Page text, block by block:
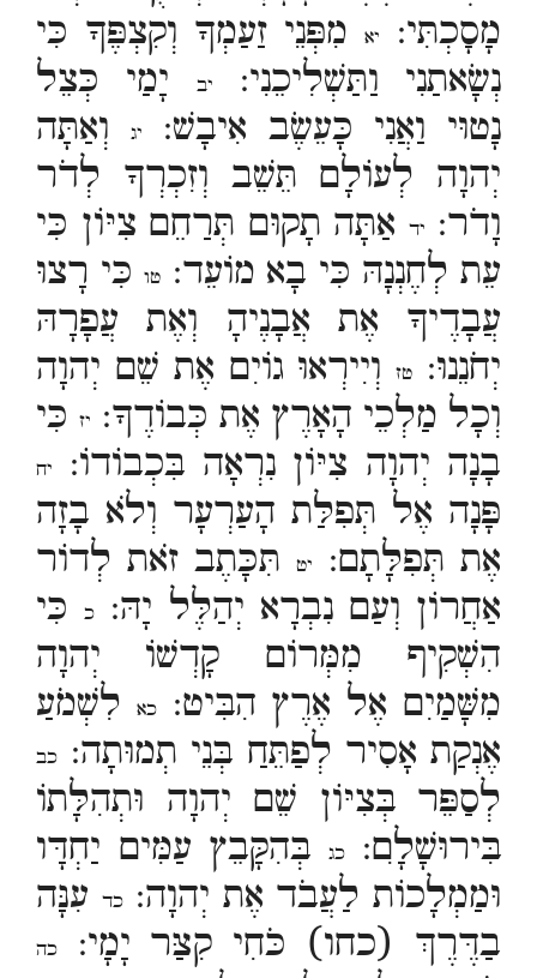
מָסָכְתִּי:
יא
מִפְּנֵי זַעַמְךָ וְקִצְפֶּךָ כִּי
נְשָׂאתַנִי וַתַּשְׁלִיכֵנִי:
יב
יָמַי כְּצֵל
נָטוּי וַאֲנִי כָּעֵשֶׂב אִיבָשׁ:
יג
וְאַתָּה
יְהוָה לְעוֹלָם תֵּשֵׁב וְזִכְרְךָ לְדֹר
וָדֹר: יד אַתָּה תָקוּם תְּרַחֵם צִיּוֹן כִּי
עֵת לְחֶנְנָהּ כִּי בָא מוֹעֵד: טוכִּי רָצוּ
עֲבָדֶיךָ אֶת אֲבָנֶיהָ וְאֶת עֲפָרָהּ
יְחֹנֵנוּ:
טזוְיִירְאוּ גוֹיִם אֶת שֵׁם יְהוָה
וְכָל מַלְכֵי הָאָרֶץ אֶת כְּבוֹדֶךָ: יז כִּי
בָנָה יְהוָה צִיּוֹן נִרְאָה בִּכְבוֹדוֹ:
יח
פָּנָה אֶל תְּפִלַּת הָעַרְעָר וְלֹא בָזָה
אֶת תְּפִלָּתָם:
יט
תִּכָּתֶב זֹאת לְדוֹר
אַחֲרוֹן וְעַם נִבְרָא יְהַלֶּל יָהּ:
ככִּי
הִשְׁקִיף מִמְּרוֹם קָדְשׁוֹ יְהוָה
מִשָּׁמַיִם אֶל אֶרֶץ הִבִּיט:כא
לִשְׁמֹעַ
אֶנְקַת אָסִיר לְפַתֵּחַ בְּנֵי תְמוּתָה: כב
לְסַפֵּר בְּצִיּוֹן שֵׁם יְהוָה וּתְהִלָּתוֹ
בִּירוּשָׁלִָם:כג
בְּהִקָּבֵץ עַמִּים יַחְדָּו
וּמַמְלָכוֹת לַעֲבֹד אֶת יְהוָה:כד עִנָּה
בַדֶּרֶךְ (כחו) כֹּחִי קִצַּר יָמָי:
כה